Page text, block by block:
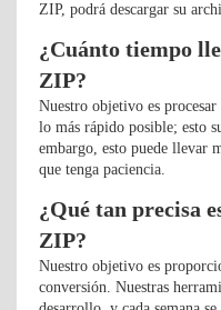
ZIP, podrá descargar su
¿Cuánto tiempo
ZIP?
Nuestro objetivo es
lo más rápido posible; esto
embargo, esto puede llevar
que tenga paciencia.
¿Qué tan precisa
ZIP?
Nuestro objetivo es
conversión. Nuestras